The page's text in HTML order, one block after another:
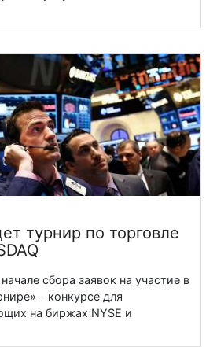
турнир по торговле
сбора заявок на участие в
- конкурсе для
на биржах NYSE и